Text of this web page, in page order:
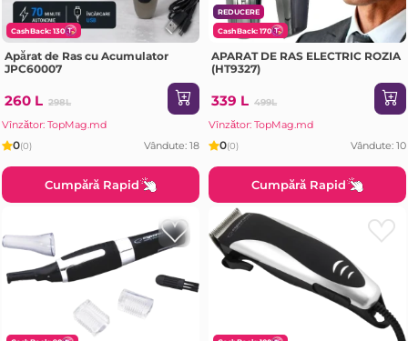
CashBack: 130
Apărat de Ras cu Acumulator
JPC60007
260 L 298L
Vînzător: TopMag.md
0(0) Vândute: 18
Cumpără Rapid
REDUCERE
CashBack: 170
APARAT DE RAS ELECTRIC ROZIA
(HT9327)
339 L 499L
Vînzător: TopMag.md
0(0) Vândute: 10
Cumpără Rapid